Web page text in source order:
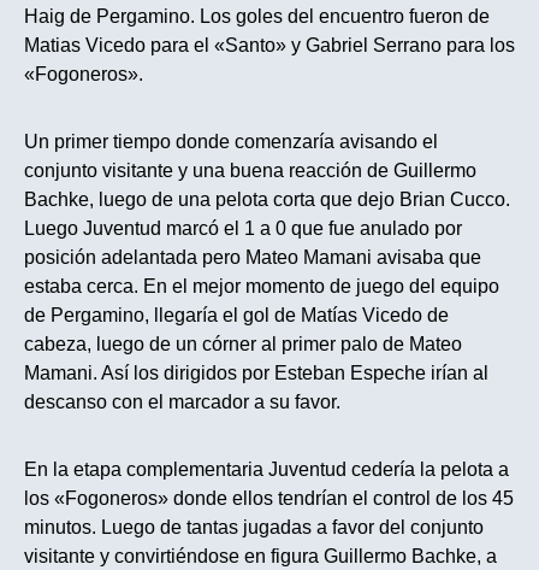
Haig de Pergamino. Los goles del encuentro fueron de
Matias Vicedo para el «Santo» y Gabriel Serrano para los
«Fogoneros».
Un primer tiempo donde comenzaría avisando el
conjunto visitante y una buena reacción de Guillermo
Bachke, luego de una pelota corta que dejo Brian Cucco.
Luego Juventud marcó el 1 a 0 que fue anulado por
posición adelantada pero Mateo Mamani avisaba que
estaba cerca. En el mejor momento de juego del equipo
de Pergamino, llegaría el gol de Matías Vicedo de
cabeza, luego de un córner al primer palo de Mateo
Mamani. Así los dirigidos por Esteban Espeche irían al
descanso con el marcador a su favor.
En la etapa complementaria Juventud cedería la pelota a
los «Fogoneros» donde ellos tendrían el control de los 45
minutos. Luego de tantas jugadas a favor del conjunto
visitante y convirtiéndose en figura Guillermo Bachke, a